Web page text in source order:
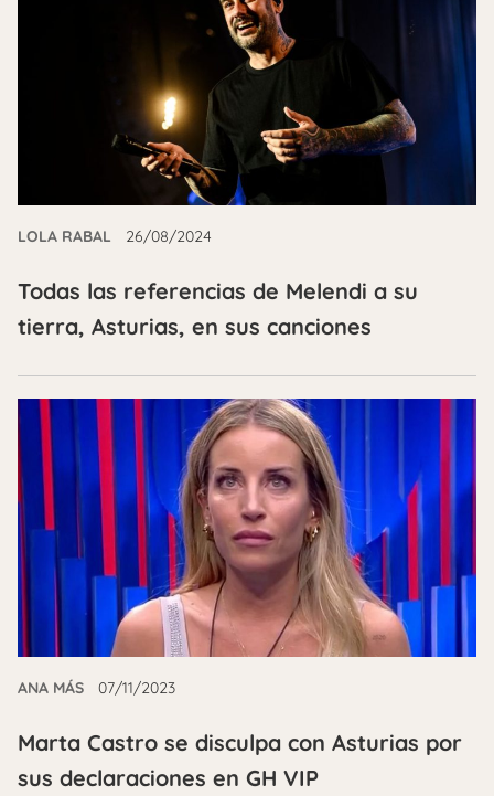
LOLA RABAL 26/08/2024
Todas las referencias de Melendi a su
tierra, Asturias, en sus canciones
ANA MÁS 07/11/2023
Marta Castro se disculpa con Asturias por
sus declaraciones en GH VIP